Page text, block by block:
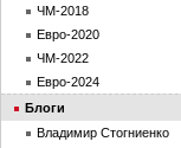
ЧМ-2018
Евро-2020
ЧМ-2022
Евро-2024
Блоги
Владимир Стогниенко